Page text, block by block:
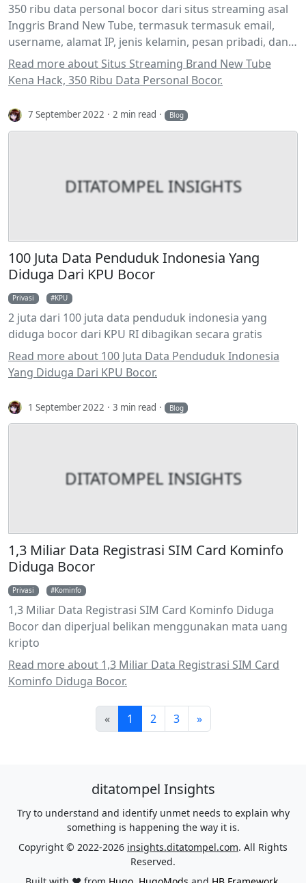
350 ribu data personal bocor dari situs streaming asal
Inggris Brand New Tube, termasuk termasuk email,
username, alamat IP, jenis kelamin, pesan pribadi, dan
password
Read more about Situs Streaming Brand New Tube
Kena Hack, 350 Ribu Data Personal Bocor.
7 September 2022 2 min read Blog
DITATOMPEL INSIGHTS
100 Juta Data Penduduk Indonesia Yang
Diduga Dari KPU Bocor
Privasi KPU
2 juta dari 100 juta data penduduk indonesia yang
diduga bocor dari KPU RI dibagikan secara gratis
Read more about 100 Juta Data Penduduk Indonesia
Yang Diduga Dari KPU Bocor.
1 September 2022 3 min read Blog
DITATOMPEL INSIGHTS
1,3 Miliar Data Registrasi SIM Card Kominfo
Diduga Bocor
Privasi Kominfo
1,3 Miliar Data Registrasi SIM Card Kominfo Diduga
Bocor dan diperjual belikan menggunakan mata uang
kripto
Read more about 1,3 Miliar Data Registrasi SIM Card
Kominfo Diduga Bocor.
« 1 2 3 »
ditatompel Insights
Try to understand and identify unmet needs to explain why
something is happening the way it is.
Copyright © 2022-2026 insights.ditatompel.com. All Rights
Reserved.